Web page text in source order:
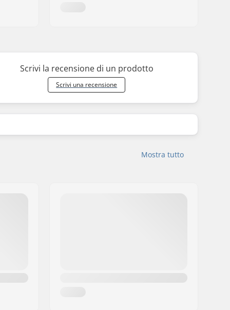
Scrivi la recensione di un prodotto
Scrivi una recensione
Mostra tutto